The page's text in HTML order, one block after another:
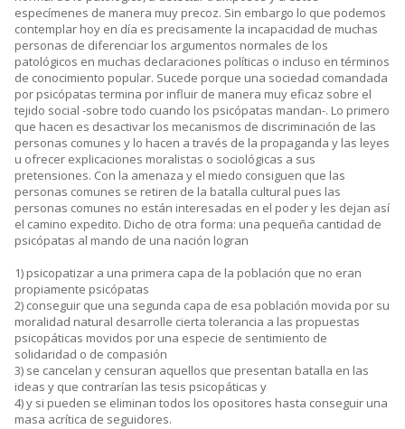
especímenes de manera muy precoz. Sin embargo lo que podemos
contemplar hoy en día es precisamente la incapacidad de muchas
personas de diferenciar los argumentos normales de los
patológicos en muchas declaraciones políticas o incluso en términos
de conocimiento popular. Sucede porque una sociedad comandada
por psicópatas termina por influir de manera muy eficaz sobre el
tejido social -sobre todo cuando los psicópatas mandan-. Lo primero
que hacen es desactivar los mecanismos de discriminación de las
personas comunes y lo hacen a través de la propaganda y las leyes
u ofrecer explicaciones moralistas o sociológicas a sus
pretensiones. Con la amenaza y el miedo consiguen que las
personas comunes se retiren de la batalla cultural pues las
personas comunes no están interesadas en el poder y les dejan así
el camino expedito. Dicho de otra forma: una pequeña cantidad de
psicópatas al mando de una nación logran
1) psicopatizar a una primera capa de la población que no eran
propiamente psicópatas
2) conseguir que una segunda capa de esa población movida por su
moralidad natural desarrolle cierta tolerancia a las propuestas
psicopáticas movidos por una especie de sentimiento de
solidaridad o de compasión
3) se cancelan y censuran aquellos que presentan batalla en las
ideas y que contrarían las tesis psicopáticas y
4) y si pueden se eliminan todos los opositores hasta conseguir una
masa acrítica de seguidores.